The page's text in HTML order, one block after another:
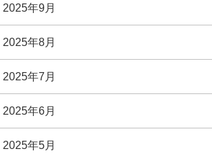
2025年9月
2025年8月
2025年7月
2025年6月
2025年5月